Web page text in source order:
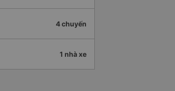
4 chuyến
1 nhà xe